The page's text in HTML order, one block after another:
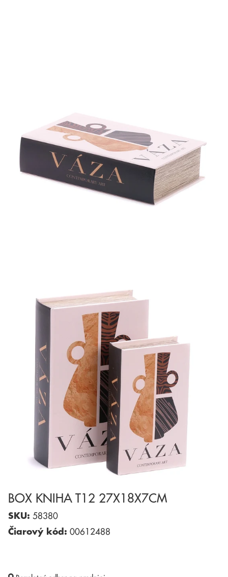
BOX KNIHA T12 27X18X7CM
SKU: 58380
Čiarový kód: 00612488